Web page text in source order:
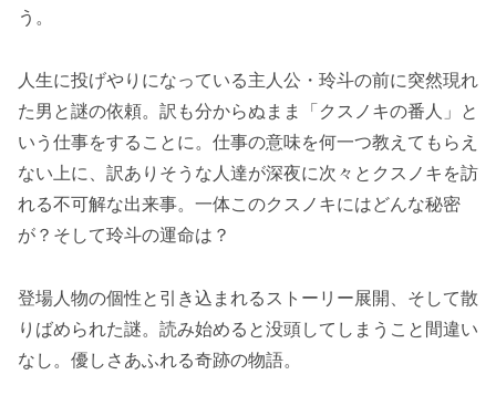
う。
人生に投げやりになっている主人公・玲斗の前に突然現れ
た男と謎の依頼。訳も分からぬまま「クスノキの番人」と
いう仕事をすることに。仕事の意味を何一つ教えてもらえ
ない上に、訳ありそうな人達が深夜に次々とクスノキを訪
れる不可解な出来事。一体このクスノキにはどんな秘密
が？そして玲斗の運命は？
登場人物の個性と引き込まれるストーリー展開、そして散
りばめられた謎。読み始めると没頭してしまうこと間違い
なし。優しさあふれる奇跡の物語。